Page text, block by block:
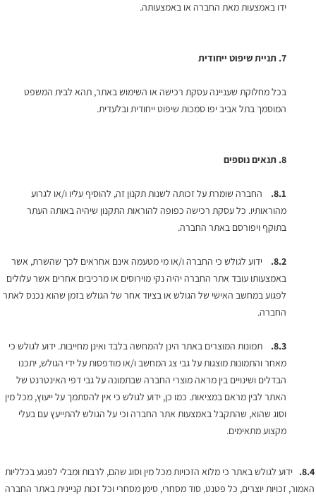
ידו באמצעות מאת החברה או באמצעותה.
7. תניית שיפוט ייחודית
בכל מחלוקת שעניינה עסקת רכישה או השימוש באתר, תהא לבית המשפט
המוסמך בתל אביב יפו סמכות שיפוט ייחודית ובלעדית.
8. תנאים נוספים
8.1.
החברה שומרת על זכותה לשנות תקנון זה, להוסיף עליו ו/או לגרוע
מהוראותיו. כל עסקת רכישה כפופה להוראות התקנון שיהיה באותה העתר
בתוקף ויפורסם באתר החברה.
8.2.
ידוע לגולש כי החברה ו/או מי מטעמה אינם אחראים לכך שהשרת, אשר
באמצעותו עובד אתר החברה יהיה נקי מוירוסים או מרכיבים אחרים אשר עלולים
לפגוע במחשב האישי של הגולש או בציוד אחר של הגולש בזמן שהוא נכנס לאתר
החברה.
8.3.
תמונות המוצרים באתר הינן להמחשה בלבד ואינן מחייבות. ידוע לגולש כי
מאחר והתמונות מוצגות על גבי צג המחשב ו/או מודפסות על ידי הגולש, יתכנו
הבדלים ושינויים בין מראה מוצרי החברה שבתמונה על גבי דפי האינטרנט של
האתר לבין מראם במציאות. כמו כן, ידוע לגולש כי אין להסתמך על ייעוץ, מכל מין
וסוג שהוא, שהתקבל באמצעות אתר החברה וכי על הגולש להתייעץ עם בעלי
מקצוע מתאימים.
8.4. ידוע לגולש באתר כי מלוא הזכויות מכל מין וסוג שהם, לרבות ומבלי לפגוע בכלליות
האמור, זכויות יוצרים, כל פטנט, סוד מסחרי, סימן מסחרי וכל זכות קניינית באתר החברה